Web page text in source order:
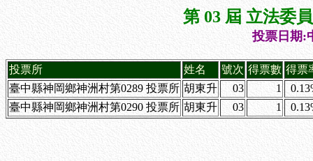
第 03 屆 立法委
投票日期:
投票所 姓名 號次 得票數 得票
臺中縣神岡鄉神洲村第0289 投票所 胡東升 03 1
臺中縣神岡鄉神洲村第0290 投票所 胡東升 03 1